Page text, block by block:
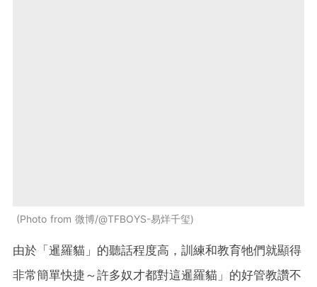
Photo from 微博/@TFBOYS-易烊千玺
由於「暹羅貓」的聽話程度高，訓練和教育牠們就顯得
非常簡單快捷～許多奴才都對這暹羅貓」的好管教讚不